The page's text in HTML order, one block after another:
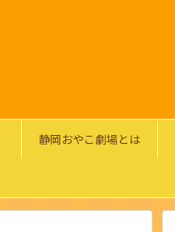
静岡おやこ劇場とは